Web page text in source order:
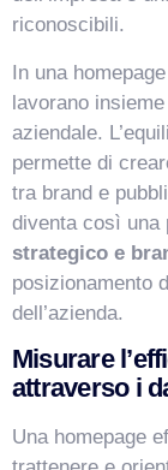
riconoscibili.
In una
lavorano
aziendale.
permette di
tra brand e
diventa così una
strategico e
posizionamento
dell’azienda.
Misurare
attraverso i
Una homepage